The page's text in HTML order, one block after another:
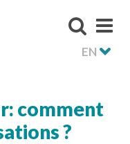
EN
comment
?